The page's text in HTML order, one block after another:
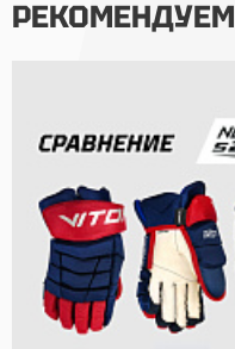
РЕКОМЕНДУЕМ